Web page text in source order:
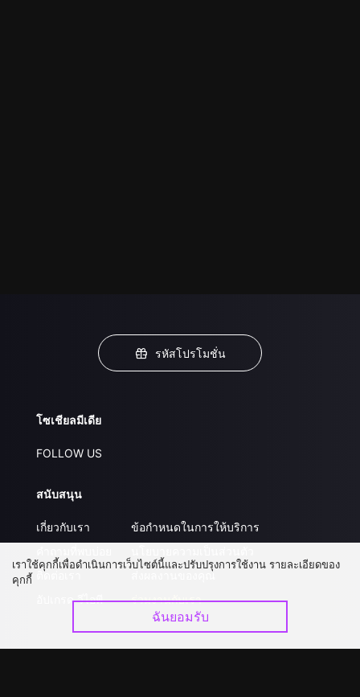
รหัสโปรโมชั่น
โซเชียลมีเดีย
FOLLOW US
สนับสนุน
เกี่ยวกับเรา
ติดต่อเรา
อัปเกรด วีไอพี
ข้อกำหนดในการให้บริการ
ส่งผลงานของคุณ
ร่วมงานกับเรา
เราใช้คุกกี้เพื่อดำเนินการเว็บไซต์นี้และปรับปรุงการใช้งาน รายละเอียดของ
คุกกี้
ฉันยอมรับ